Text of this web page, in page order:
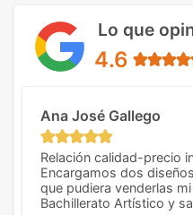
Lo que
4.6
Ana José Gallego
Relación calidad-precio
Encargamos dos
que pudiera venderlas
Bachillerato Artístico y